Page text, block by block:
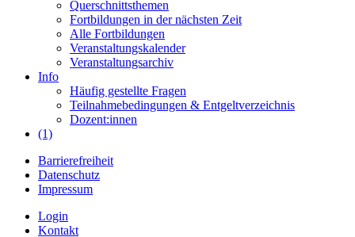
Querschnittsthemen
Fortbildungen in der nächsten Zeit
Alle Fortbildungen
Veranstaltungskalender
Veranstaltungsarchiv
Info
Häufig gestellte Fragen
Teilnahmebedingungen & Entgeltverzeichnis
Dozent:innen
(1)
Barrierefreiheit
Datenschutz
Impressum
Login
Kontakt